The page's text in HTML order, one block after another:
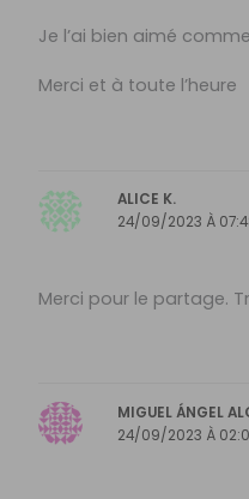
Je l’ai bien aimé
Merci et à toute l’heure
ALICE K.
24/09/2023 À
Merci pour le partage.
MIGUEL ÁNGEL
24/09/2023 À